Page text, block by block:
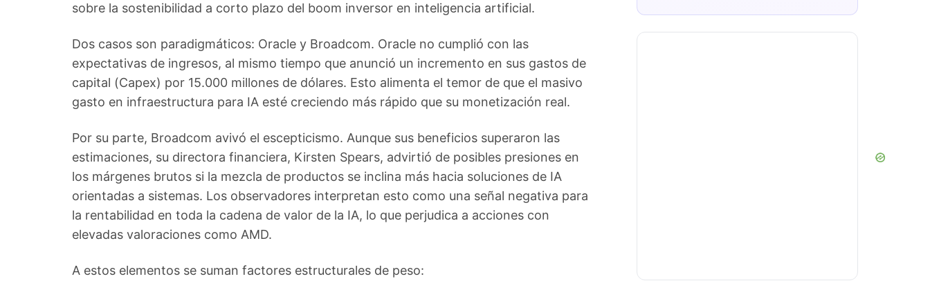
sobre la sostenibilidad a corto plazo del boom inversor en inteligencia artificial.
Dos casos son paradigmáticos: Oracle y Broadcom. Oracle no cumplió con las
expectativas de ingresos, al mismo tiempo que anunció un incremento en sus gastos de
capital (Capex) por 15.000 millones de dólares. Esto alimenta el temor de que el masivo
gasto en infraestructura para IA esté creciendo más rápido que su monetización real.
Por su parte, Broadcom avivó el escepticismo. Aunque sus beneficios superaron las
estimaciones, su directora financiera, Kirsten Spears, advirtió de posibles presiones en
los márgenes brutos si la mezcla de productos se inclina más hacia soluciones de IA
orientadas a sistemas. Los observadores interpretan esto como una señal negativa para
la rentabilidad en toda la cadena de valor de la IA, lo que perjudica a acciones con
elevadas valoraciones como AMD.
A estos elementos se suman factores estructurales de peso: